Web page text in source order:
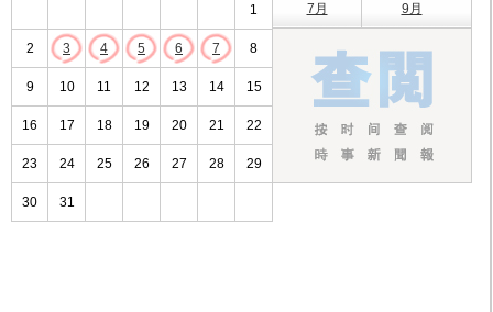
1
2 3 4 5 6 7 8
9 10 11 12 13 14 15
16 17 18 19 20 21 22
23 24 25 26 27 28 29
30 31
7月 9月